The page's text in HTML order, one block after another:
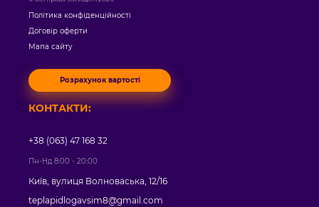
Політика конфіденційності
Договір оферти
Мапа сайту
Розрахунок вартості
КОНТАКТИ:
+38 (063) 47 168 32
Пн-Нд 8:00 - 20:00
Київ, вулиця Волноваська, 12/16
teplapidlogavsim8@gmail.com